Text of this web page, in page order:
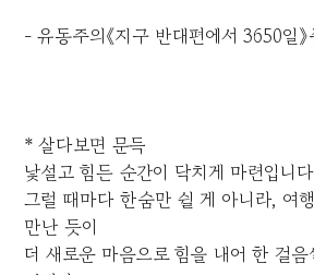
- 유동주의《지구 반대편에서 3650일
* 살다보면 문득
낯설고 힘든 순간이 닥치게 마련입니
그럴 때마다 한숨만 쉴 게 아니라, 여
만난 듯이
더 새로운 마음으로 힘을 내어 한 걸음